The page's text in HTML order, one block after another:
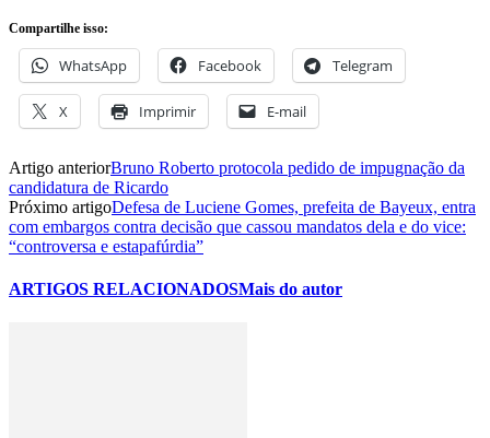
Compartilhe isso:
WhatsApp Facebook Telegram
X Imprimir E-mail
Artigo anteriorBruno Roberto protocola pedido de impugnação da
candidatura de Ricardo
Próximo artigoDefesa de Luciene Gomes, prefeita de Bayeux, entra
com embargos contra decisão que cassou mandatos dela e do vice:
“controversa e estapafúrdia”
ARTIGOS RELACIONADOSMais do autor